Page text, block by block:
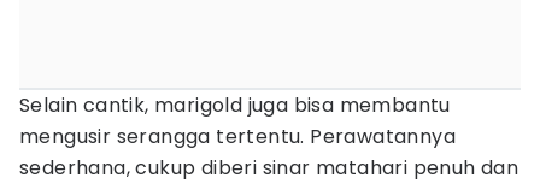
Selain cantik, marigold juga bisa membantu
mengusir serangga tertentu. Perawatannya
sederhana, cukup diberi sinar matahari penuh dan